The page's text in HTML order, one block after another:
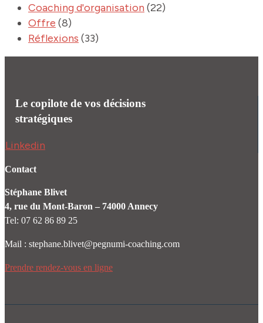
Coaching d'organisation(22)
Offre (8)
Réflexions (33)
Le copilote de vos décisions
stratégiques
Linkedin
Contact
Stéphane Blivet
4, rue du Mont-Baron – 74000 Annecy
Tel: 07 62 86 89 25
Mail : stephane.blivet@pegnumi-coaching.com
Prendre rendez-vous en ligne